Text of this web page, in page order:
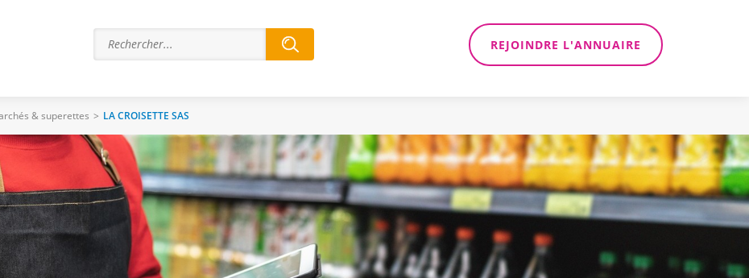
REJOINDRE L'ANNUAIRE
& superettes > LA CROISETTE SAS